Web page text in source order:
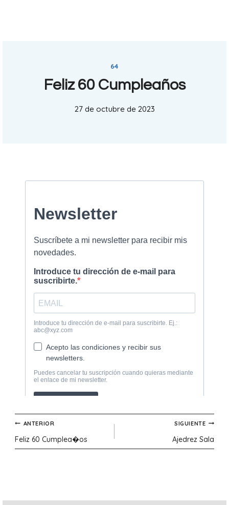
64
Feliz 60 Cumpleaños
27 de octubre de 2023
Navegación
de
ANTERIOR
Feliz 60 Cumplea�os
SIGUIENTE
Ajedrez Sala